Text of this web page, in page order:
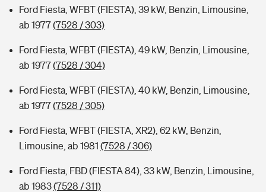
Ford Fiesta, WFBT (FIESTA), 39 kW, Benzin, Limousine,
ab 1977(7528 / 303)
Ford Fiesta, WFBT (FIESTA), 49 kW, Benzin, Limousine,
ab 1977(7528 / 304)
Ford Fiesta, WFBT (FIESTA), 40 kW, Benzin, Limousine,
ab 1977(7528 / 305)
Ford Fiesta, WFBT (FIESTA, XR2), 62 kW, Benzin,
Limousine, ab 1981 (7528 / 306)
Ford Fiesta, FBD (FIESTA 84), 33 kW, Benzin, Limousine,
ab 1983(7528 / 311)